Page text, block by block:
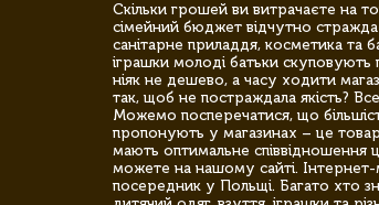
Скільки грошей ви витрачаєте на
сімейний бюджет відчутно
санітарне приладдя, косметика та
іграшки молоді батьки
ніяк не дешево, а часу ходити
так, щоб не постраждала якість?
Можемо посперечатися, що
пропонують у магазинах – це
мають оптимальне співвідношення
можете на нашому сайті.
посередник у Польщі. Багато хто